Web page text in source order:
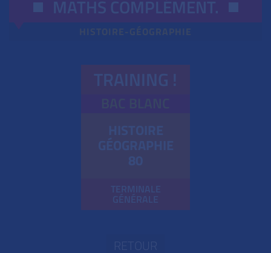
MATHS COMPLÉMENT.
TRAINING !
HISTOIRE
GÉOGRAPHIE
80
TERMINALE
GÉNÉRALE